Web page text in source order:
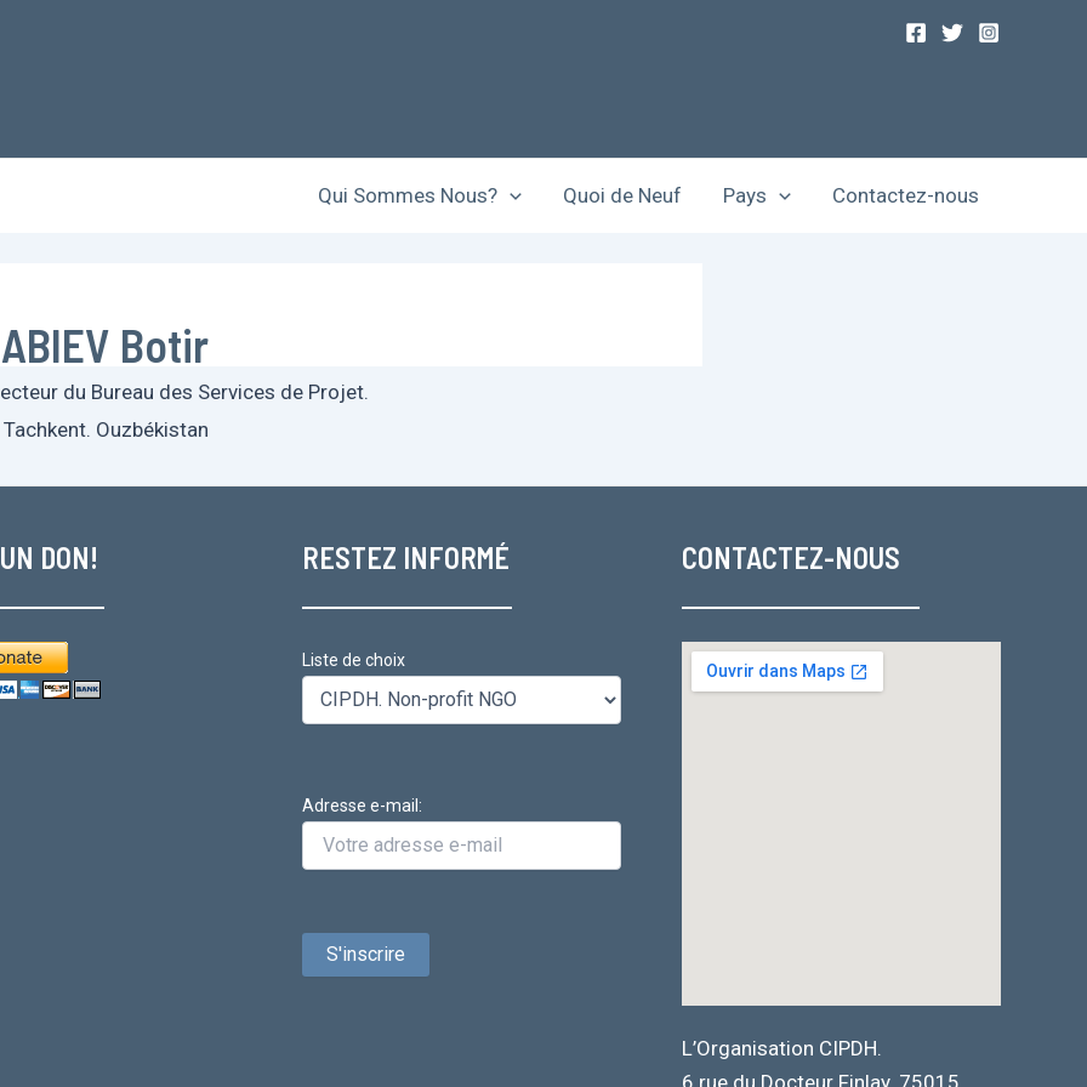
Qui Sommes Nous? Quoi de Neuf Pays Contactez-nous
Botir
du Bureau des Services de Projet.
Tachkent. Ouzbékistan
DON! RESTEZ INFORMÉ
Liste de choix
Adresse e-mail:
CONTACTEZ-NOUS
L’Organisation CIPDH.
6 rue du Docteur Finlay. 75015